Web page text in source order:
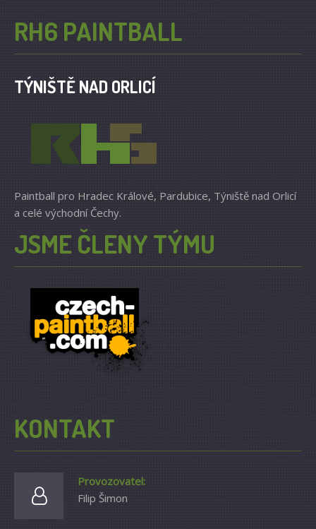
RH6 PAINTBALL
TÝNIŠTĚ NAD ORLICÍ
Paintball pro Hradec Králové, Pardubice, Týniště nad Orlicí
a celé východní Čechy.
JSME ČLENY TÝMU
KONTAKT
Provozovatel:
Filip Šimon